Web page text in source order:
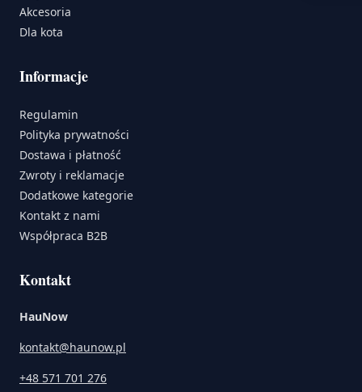
Akcesoria
Dla kota
Informacje
Regulamin
Polityka prywatności
Dostawa i płatność
Zwroty i reklamacje
Dodatkowe kategorie
Kontakt z nami
Współpraca B2B
Kontakt
HauNow
kontakt@haunow.pl
+48 571 701 276